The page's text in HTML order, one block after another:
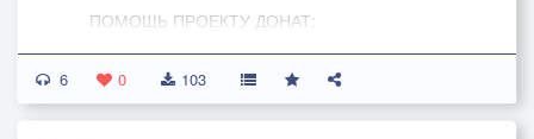
ПОМОЩЬ ПРОЕКТУ ДОНАТ:
http://www.donationalerts.ru/r/dobryputnik
#notlove #music #rock
6 0 103